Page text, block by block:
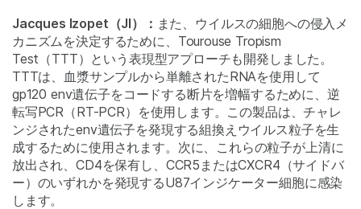
Jacques Izopet（JI）： また、ウイルスの細胞への侵入メ
カニズムを決定するために、Tourouse Tropism
Test（TTT）という表現型アプローチも開発しました。
TTTは、血漿サンプルから単離されたRNAを使用して
gp120 env遺伝子をコードする断片を増幅するために、逆
転写PCR（RT-PCR）を使用します。この製品は、チャレ
ンジされたenv遺伝子を発現する組換えウイルス粒子を生
成するために使用されます。次に、これらの粒子が上清に
放出され、CD4を保有し、CCR5またはCXCR4（サイドバ
ー）のいずれかを発現するU87インジケーター細胞に感染
します。